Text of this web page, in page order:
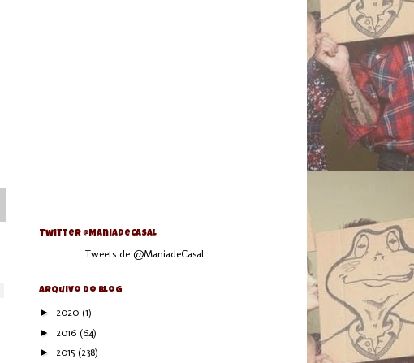
Twitter @ManiaDeCasal
Tweets de @ManiadeCasal
Arquivo do blog
► 2020 (1)
► 2016 (64)
► 2015 (238)